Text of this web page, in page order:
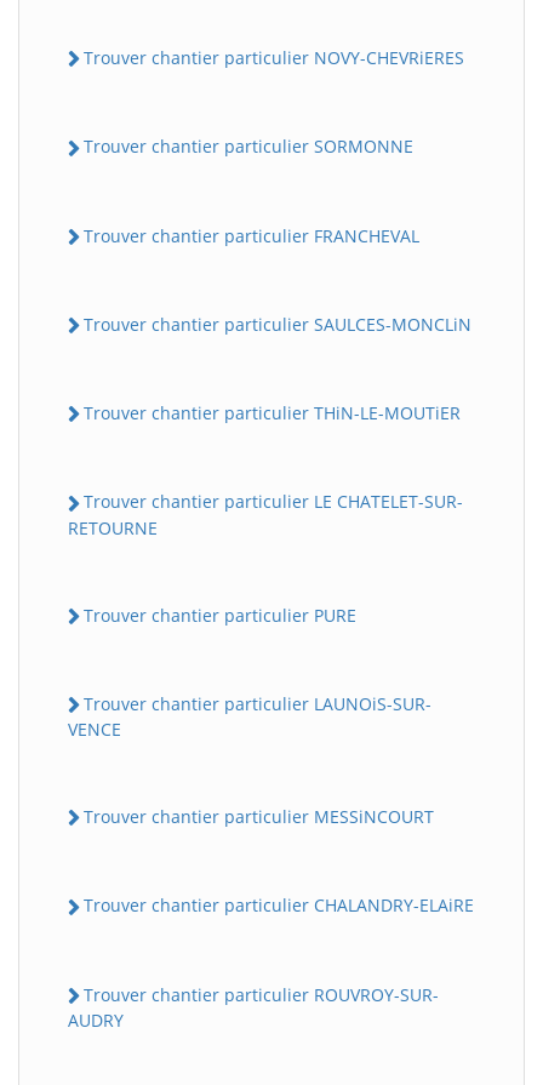
Trouver chantier particulier NOVY-CHEVRiERES
Trouver chantier particulier SORMONNE
Trouver chantier particulier FRANCHEVAL
Trouver chantier particulier SAULCES-MONCLiN
Trouver chantier particulier THiN-LE-MOUTiER
Trouver chantier particulier LE CHATELET-SUR-
RETOURNE
Trouver chantier particulier PURE
Trouver chantier particulier LAUNOiS-SUR-
VENCE
Trouver chantier particulier MESSiNCOURT
Trouver chantier particulier CHALANDRY-ELAiRE
Trouver chantier particulier ROUVROY-SUR-
AUDRY